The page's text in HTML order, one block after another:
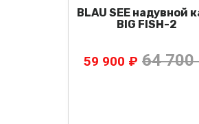
BLAU SEE надувной
BIG FISH-2
59 900 ₽ 64 700